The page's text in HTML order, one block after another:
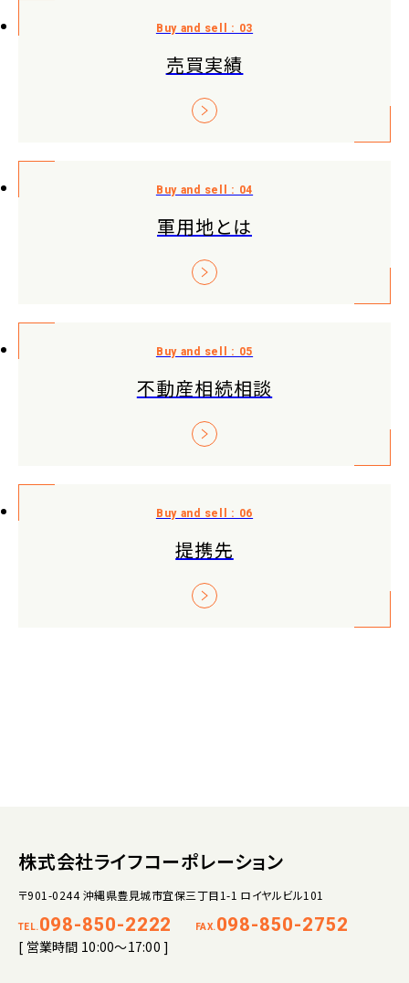
売買実績
軍用地とは
不動産相続相談
提携先
株式会社ライフコーポレーション
〒901-0244 沖縄県豊見城市宜保三丁目1-1 ロイヤルビル101
TEL. 098-850-2222 FAX. 098-850-2752
[ 営業時間 10:00～17:00 ]